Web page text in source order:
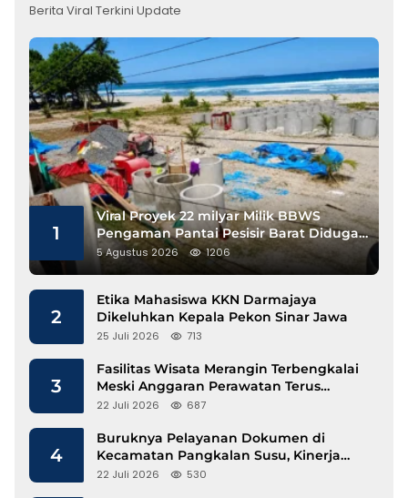
Berita Viral Terkini Update
1
Viral Proyek 22 milyar Milik BBWS
Pengaman Pantai Pesisir Barat Diduga
Gunakan Besi Banci
5 Agustus 2026 1206
2
Etika Mahasiswa KKN Darmajaya
Dikeluhkan Kepala Pekon Sinar Jawa
25 Juli 2026 713
3
Fasilitas Wisata Merangin Terbengkalai
Meski Anggaran Perawatan Terus
Mengalir
22 Juli 2026 687
4
Buruknya Pelayanan Dokumen di
Kecamatan Pangkalan Susu, Kinerja
Disdukcapil Langkat Disorot
22 Juli 2026 530